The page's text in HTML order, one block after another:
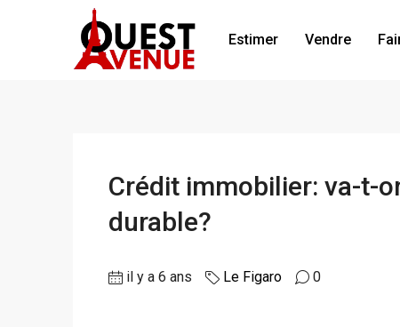
Estimer Vendre
Crédit immobilier: va-t-
durable?
il y a 6 ans Le Figaro 0